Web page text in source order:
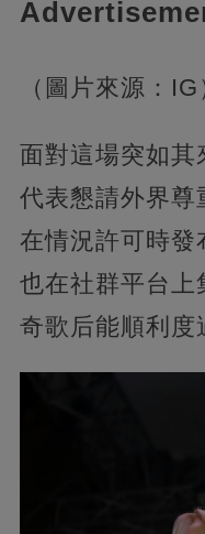
（圖片來源：IG
面對這場突如其
代表懇請外界尊
在情況許可時發
也在社群平台上
奇歌后能順利度